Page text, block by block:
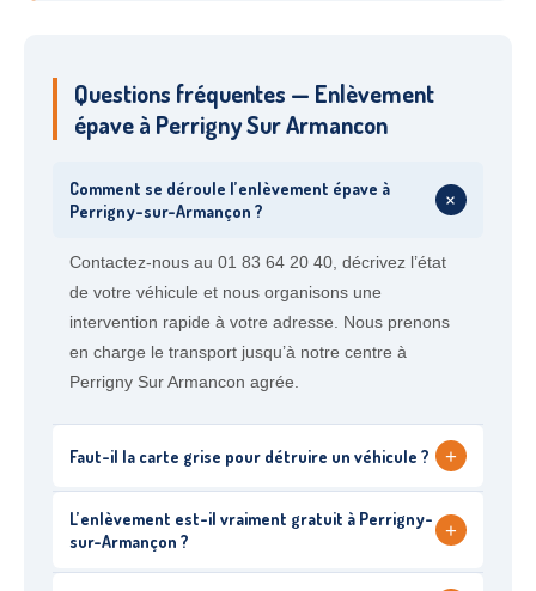
Questions fréquentes — Enlèvement
épave à Perrigny Sur Armancon
Comment se déroule l’enlèvement épave à
Perrigny-sur-Armançon ?
+
Contactez-nous au 01 83 64 20 40, décrivez l’état
de votre véhicule et nous organisons une
intervention rapide à votre adresse. Nous prenons
en charge le transport jusqu’à notre centre à
Perrigny Sur Armancon agrée.
Faut-il la carte grise pour détruire un véhicule ? +
L’enlèvement est-il vraiment gratuit à Perrigny-
sur-Armançon ?
+